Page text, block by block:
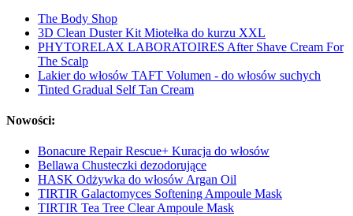
The Body Shop
3D Clean Duster Kit Miotełka do kurzu XXL
PHYTORELAX LABORATOIRES After Shave Cream For
The Scalp
Lakier do włosów TAFT Volumen - do włosów suchych
Tinted Gradual Self Tan Cream
Nowości:
Bonacure Repair Rescue+ Kuracja do włosów
Bellawa Chusteczki dezodorujące
HASK Odżywka do włosów Argan Oil
TIRTIR Galactomyces Softening Ampoule Mask
TIRTIR Tea Tree Clear Ampoule Mask